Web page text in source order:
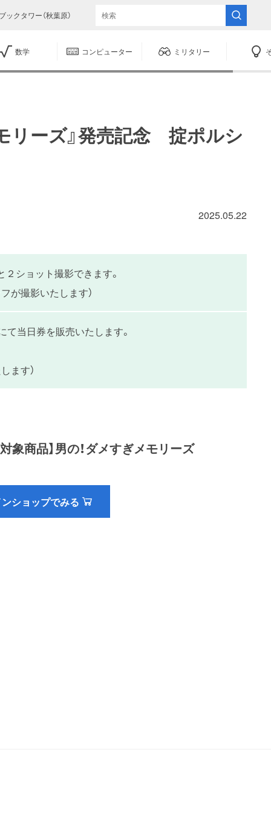
ブックタワー（秋葉原）
数学 コンピューター ミリタリー
リーズ』発売記念 掟ポルシ
2025.05.22
２ショット撮影できます。
が撮影いたします）
当日券を販売いたします。
ます）
象商品】男の！ダメすぎメモリーズ
ショップでみる